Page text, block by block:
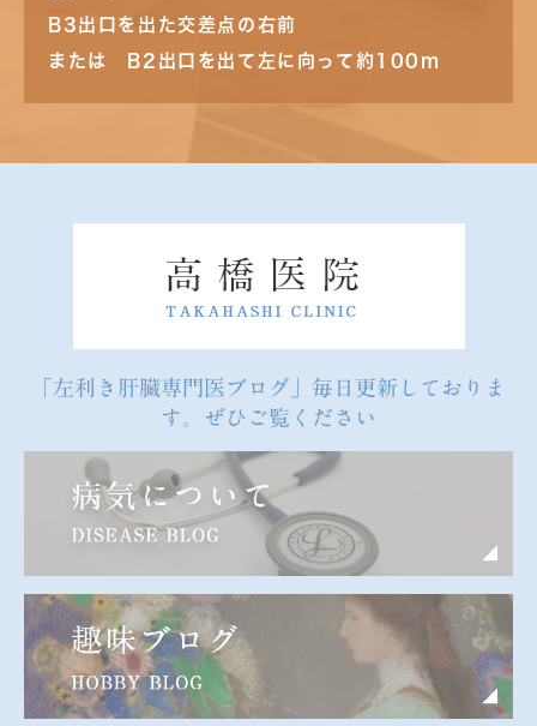
B3出口を出た交差点の右前
または B2出口を出て左に向って約100m
「左利き肝臓専門医ブログ」毎日更新しておりま
す。ぜひご覧ください